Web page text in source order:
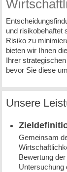
und risikobehaftet
Risiko zu
bieten wir Ihnen
Ihrer
bevor Sie diese
Unsere
Gemeinsam
Bewertung
Untersuchung